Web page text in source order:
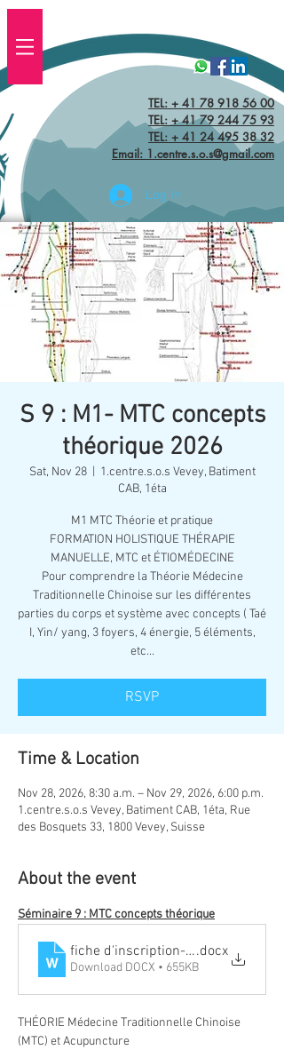
TEL: + 41 78 918 56 00
TEL: + 41 79 244 75 93
TEL: + 41 24 495 38 32‬
Email: 1.centre.s.o.s@gmail.com
Log In
S 9 : M1- MTC concepts
théorique 2026
Sat, Nov 28
  |
1.centre.s.o.s Vevey, Batiment
CAB, 1éta
M1 MTC Théorie et pratique
FORMATION HOLISTIQUE THÉRAPIE
MANUELLE, MTC et ÉTIOMÉDECINE
Pour comprendre la Théorie Médecine
Traditionnelle Chinoise sur les différentes
parties du corps et système avec concepts ( Taé
I, Yin/ yang, 3 foyers, 4 énergie, 5 éléments,
RSVP
Time & Location
Nov 28, 2026, 8:30 a.m. – Nov 29, 2026, 6:00 p.m.
1.centre.s.o.s Vevey, Batiment CAB, 1éta, Rue
des Bosquets 33, 1800 Vevey, Suisse
About the event
Séminaire 9 : MTC concepts théorique
fiche d'inscription-S9.M1 yin yang
.docx
Download DOCX • 655KB
THÉORIE Médecine Traditionnelle Chinoise
(MTC) et Acupuncture